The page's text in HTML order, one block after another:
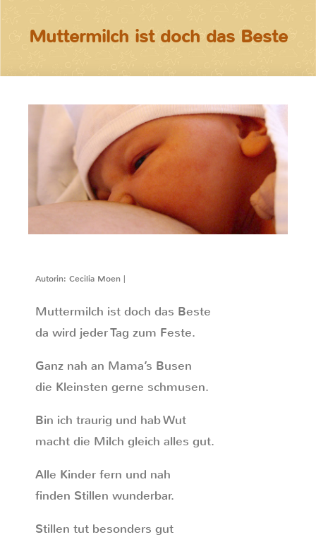
Muttermilch ist doch das Beste
Autorin: Cecilia Moen |
Muttermilch ist doch das Beste
da wird jeder Tag zum Feste.
Ganz nah an Mama’s Busen
die Kleinsten gerne schmusen.
Bin ich traurig und hab Wut
macht die Milch gleich alles gut.
Alle Kinder fern und nah
finden Stillen wunderbar.
Stillen tut besonders gut